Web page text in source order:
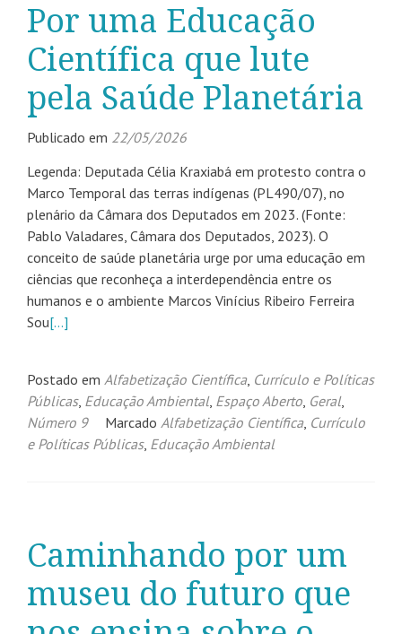
Por uma Educação
Científica que lute
pela Saúde Planetária
Publicado em 22/05/2026
Legenda: Deputada Célia Kraxiabá em protesto contra o
Marco Temporal das terras indígenas (PL490/07), no
plenário da Câmara dos Deputados em 2023. (Fonte:
Pablo Valadares, Câmara dos Deputados, 2023). O
conceito de saúde planetária urge por uma educação em
ciências que reconheça a interdependência entre os
humanos e o ambiente Marcos Vinícius Ribeiro Ferreira
Sou[…]
Postado em Alfabetização Científica, Currículo e Políticas
Públicas, Educação Ambiental, Espaço Aberto Geral,
Número 9
Marcado Alfabetização Científica, Currículo
e Políticas Públicas, Educação Ambiental
Caminhando por um
museu do futuro que